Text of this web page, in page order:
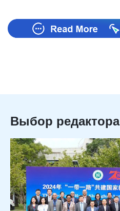
Выбор редактора